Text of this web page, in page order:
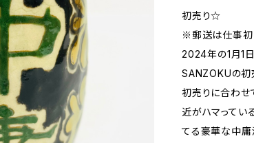
初売り☆
※郵送は仕事初
2024年の1月1
SANZOKUの
初売りに合わせ
近がハマってい
てる豪華な中庸